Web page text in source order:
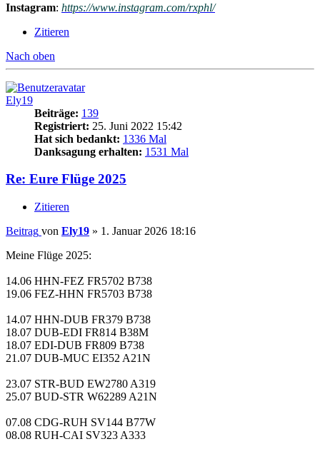
Instagram: https://www.instagram.com/rxphl/
Zitieren
Nach oben
Ely19
Beiträge: 139
Registriert: 25. Juni 2022 15:42
Hat sich bedankt: 1336 Mal
Danksagung erhalten: 1531 Mal
Re: Eure Flüge 2025
Zitieren
Beitrag von Ely19 » 1. Januar 2026 18:16
Meine Flüge 2025:
14.06 HHN-FEZ FR5702 B738
19.06 FEZ-HHN FR5703 B738
14.07 HHN-DUB FR379 B738
18.07 DUB-EDI FR814 B38M
18.07 EDI-DUB FR809 B738
21.07 DUB-MUC EI352 A21N
23.07 STR-BUD EW2780 A319
25.07 BUD-STR W62289 A21N
07.08 CDG-RUH SV144 B77W
08.08 RUH-CAI SV323 A333